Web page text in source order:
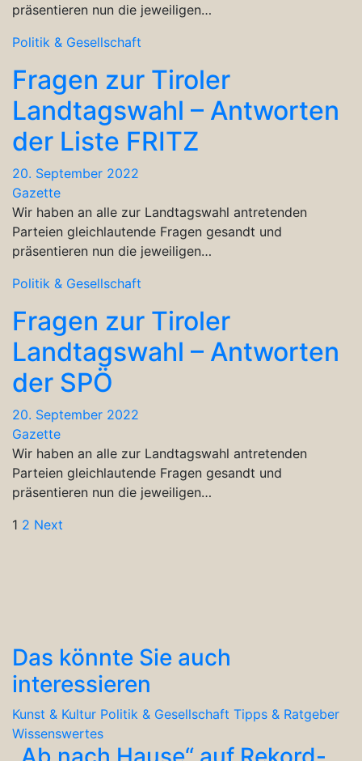
präsentieren nun die jeweiligen…
Politik & Gesellschaft
Fragen zur Tiroler
Landtagswahl – Antworten
der Liste FRITZ
20. September 2022
Gazette
Wir haben an alle zur Landtagswahl antretenden
Parteien gleichlautende Fragen gesandt und
präsentieren nun die jeweiligen…
Politik & Gesellschaft
Fragen zur Tiroler
Landtagswahl – Antworten
der SPÖ
20. September 2022
Gazette
Wir haben an alle zur Landtagswahl antretenden
Parteien gleichlautende Fragen gesandt und
präsentieren nun die jeweiligen…
Seitennummerierung
1 2 Next
Das könnte Sie auch
interessieren
Kunst & Kultur Politik & Gesellschaft Tipps & Ratgeber
Wissenswertes